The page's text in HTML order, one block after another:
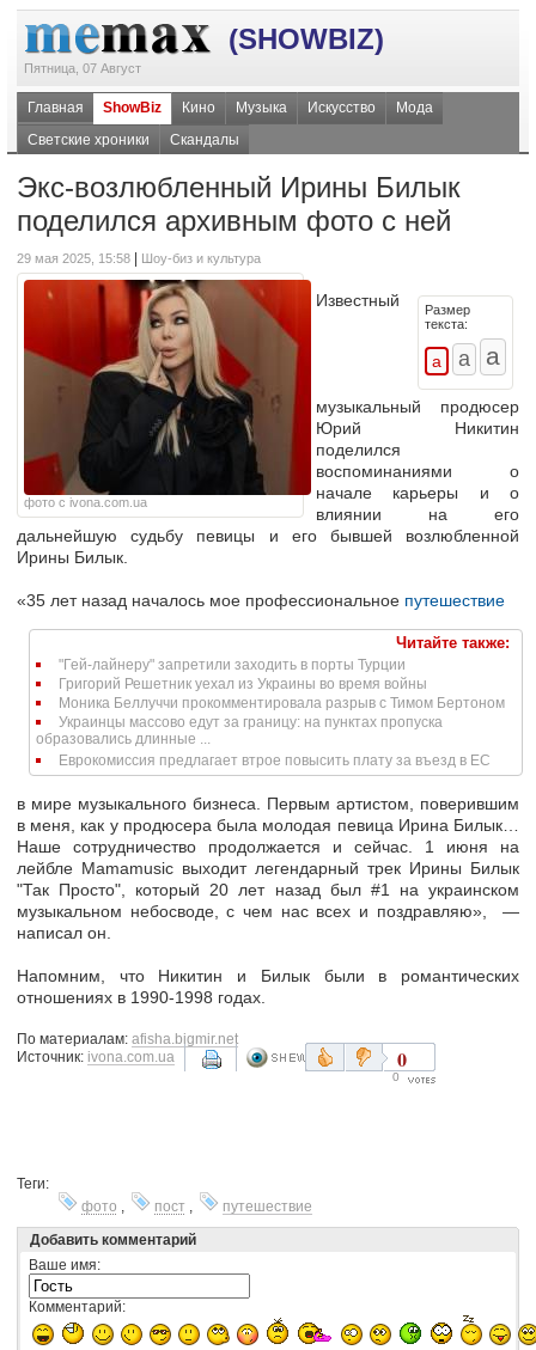
(SHOWBIZ)
Пятница, 07 Август
Главная ShowBiz Кино Музыка Искусство
Мода
Светские хроники
Скандалы
Экс-возлюбленный Ирины Билык
поделился архивным фото с ней
29 мая 2025, 15:58 Шоу-биз и культура
фото с ivona.com.ua
Размер
текста:
Известный
музыкальный продюсер
Юрий Никитин
поделился
воспоминаниями о
начале карьеры и о
влиянии на его
дальнейшую судьбу певицы и его бывшей возлюбленной
Ирины Билык.
«35 лет назад началось мое профессиональное путешествие
Читайте также:
"Гей-лайнеру" запретили заходить в порты Турции
Григорий Решетник уехал из Украины во время войны
Моника Беллуччи прокомментировала разрыв с Тимом Бертоном
Украинцы массово едут за границу: на пунктах пропуска
образовались длинные ...
Еврокомиссия предлагает втрое повысить плату за въезд в ЕС
в мире музыкального бизнеса. Первым артистом, поверившим
в меня, как у продюсера была молодая певица Ирина Билык…
Наше сотрудничество продолжается и сейчас. 1 июня на
лейбле Mamamusic выходит легендарный трек Ирины Билык
"Так Просто", который 20 лет назад был #1 на украинском
музыкальном небосводе, с чем нас всех и поздравляю», —
написал он.
Напомним, что Никитин и Билык были в романтических
отношениях в 1990-1998 годах.
По материалам: afisha.bigmir.net
Источник: ivona.com.ua 0
0
Теги:
фото , пост ,
путешествие
Добавить комментарий
Ваше имя:
Комментарий: